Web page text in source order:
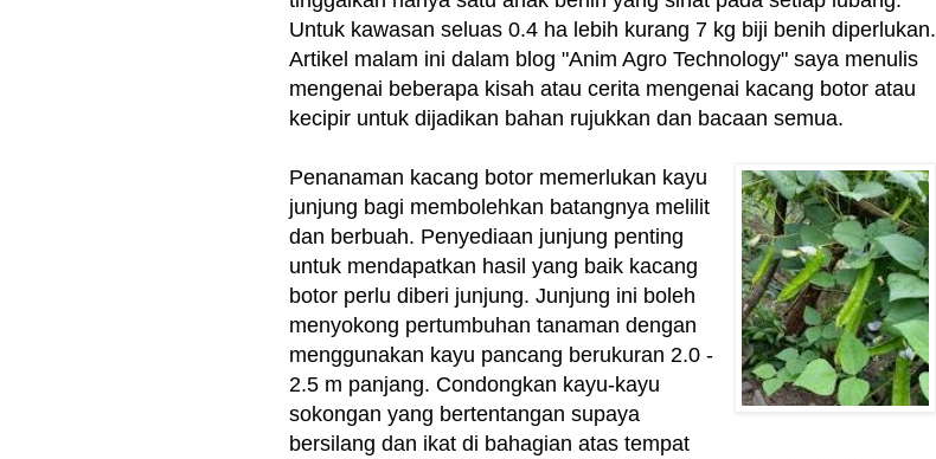
Untuk kawasan seluas 0.4 ha lebih kurang 7 kg biji benih diperlukan.
Artikel malam ini dalam blog "Anim Agro Technology" saya menulis
mengenai beberapa kisah atau cerita mengenai kacang botor atau
kecipir untuk dijadikan bahan rujukkan dan bacaan semua.
Penanaman kacang botor memerlukan kayu
junjung bagi membolehkan batangnya melilit
dan berbuah. Penyediaan junjung penting
untuk mendapatkan hasil yang baik kacang
botor perlu diberi junjung. Junjung ini boleh
menyokong pertumbuhan tanaman dengan
menggunakan kayu pancang berukuran 2.0 -
2.5 m panjang. Condongkan kayu-kayu
sokongan yang bertentangan supaya
bersilang dan ikat di bahagian atas tempat